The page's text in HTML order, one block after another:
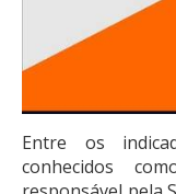
Entre os
conhecidos